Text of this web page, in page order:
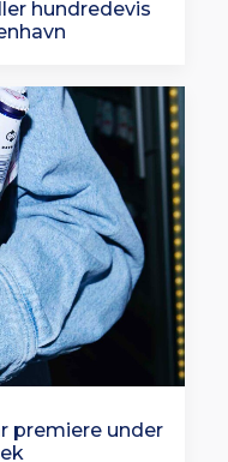
hundredevis
premiere under